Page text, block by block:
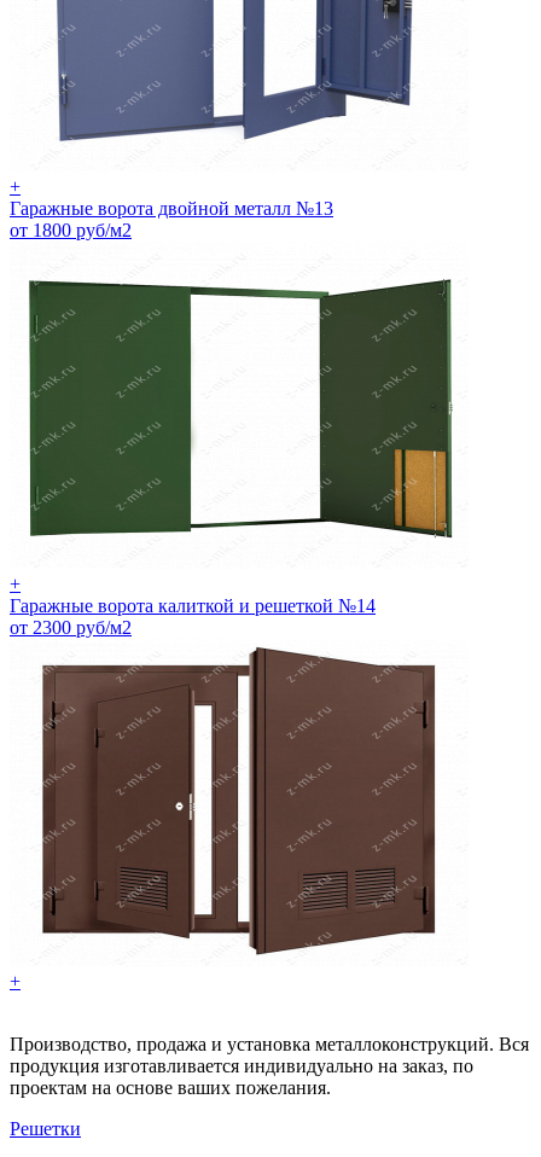
+
Гаражные ворота двойной металл №13
от 1800 руб/м2
+
Гаражные ворота калиткой и решеткой №14
от 2300 руб/м2
+
Производство, продажа и установка металлоконструкций. Вся
продукция изготавливается индивидуально на заказ, по
проектам на основе ваших пожелания.
Решетки